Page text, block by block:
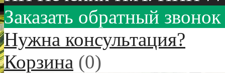
Заказать обратный звонок
Нужна консультация?
Корзина (0)